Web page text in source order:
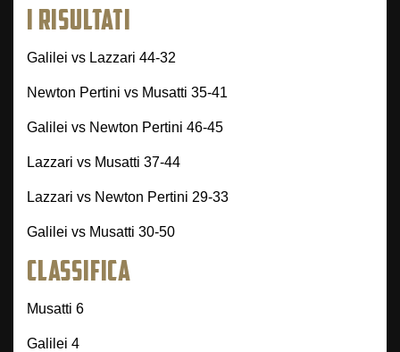
I RISULTATI
Galilei vs Lazzari 44-32
Newton Pertini vs Musatti 35-41
Galilei vs Newton Pertini 46-45
Lazzari vs Musatti 37-44
Lazzari vs Newton Pertini 29-33
Galilei vs Musatti 30-50
CLASSIFICA
Musatti 6
Galilei 4